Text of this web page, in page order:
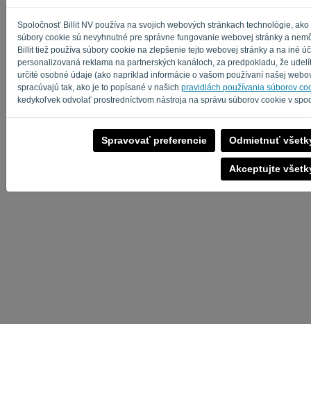
Spoločnosť Billit NV používa na svojich webových stránkach technológie,
súbory cookie sú nevyhnutné pre správne fungovanie webovej stránky a
Billit tiež používa súbory cookie na zlepšenie tejto webovej stránky a na iné
personalizovaná reklama na partnerských kanáloch, za predpokladu, že
určité osobné údaje (ako napríklad informácie o vašom používaní našej
spracúvajú tak, ako je to popísané v našich pravidlách používania súborov
kedykoľvek odvolať prostredníctvom nástroja na správu súborov cookie v
Spravovať preferencie Odmietnuť
Akceptujte